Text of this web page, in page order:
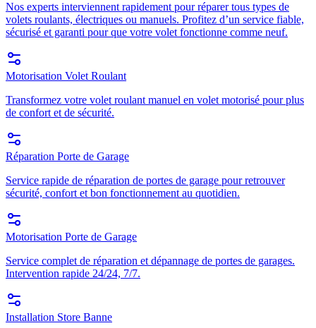
Nos experts interviennent rapidement pour réparer tous types de
volets roulants, électriques ou manuels. Profitez d’un service fiable,
sécurisé et garanti pour que votre volet fonctionne comme neuf.
Motorisation Volet Roulant
Transformez votre volet roulant manuel en volet motorisé pour plus
de confort et de sécurité.
Réparation Porte de Garage
Service rapide de réparation de portes de garage pour retrouver
sécurité, confort et bon fonctionnement au quotidien.
Motorisation Porte de Garage
Service complet de réparation et dépannage de portes de garages.
Intervention rapide 24/24, 7/7.
Installation Store Banne